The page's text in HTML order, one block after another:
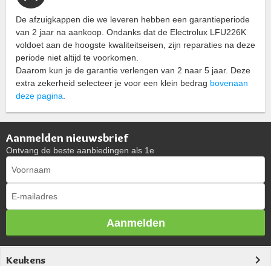
De afzuigkappen die we leveren hebben een garantieperiode
van 2 jaar na aankoop. Ondanks dat de Electrolux LFU226K
voldoet aan de hoogste kwaliteitseisen, zijn reparaties na deze
periode niet altijd te voorkomen.
Daarom kun je de garantie verlengen van 2 naar 5 jaar. Deze
extra zekerheid selecteer je voor een klein bedrag bovenaan
deze pagina
Aanmelden nieuwsbrief
Ontvang de beste aanbiedingen als 1e
Aanmelden
Keukens